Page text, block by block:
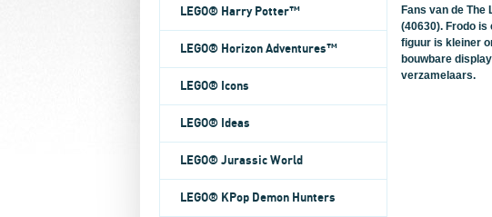
LEGO® Harry Potter™
LEGO® Horizon Adventures™
LEGO® Icons
LEGO® Ideas
LEGO® Jurassic World
LEGO® KPop Demon Hunters
Fans van de
(40630). Frodo is
figuur is kleiner
bouwbare
verzamelaars.